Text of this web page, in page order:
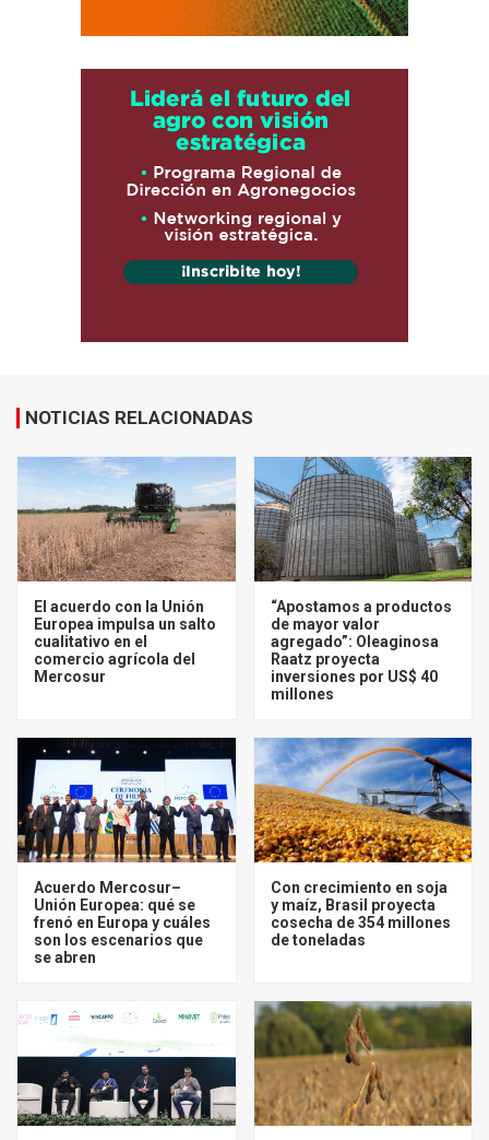
NOTICIAS RELACIONADAS
El acuerdo con la Unión
Europea impulsa un salto
cualitativo en el
comercio agrícola del
Mercosur
“Apostamos a productos
de mayor valor
agregado”: Oleaginosa
Raatz proyecta
inversiones por US$ 40
millones
Acuerdo Mercosur–
Unión Europea: qué se
frenó en Europa y cuáles
son los escenarios que
se abren
Con crecimiento en soja
y maíz, Brasil proyecta
cosecha de 354 millones
de toneladas